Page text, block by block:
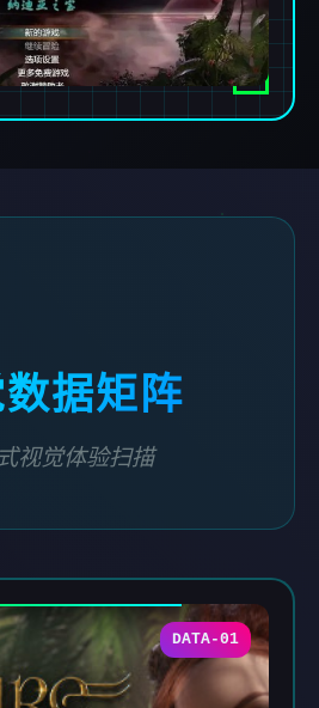
据矩阵
视觉体验扫描
DATA-01